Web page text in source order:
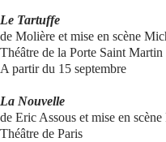
Le Tartuffe
de Molière et mise en scène
Théâtre de la Porte Saint Martin
A partir du 15 septembre
La Nouvelle
de Eric Assous et mise en
Théâtre de Paris